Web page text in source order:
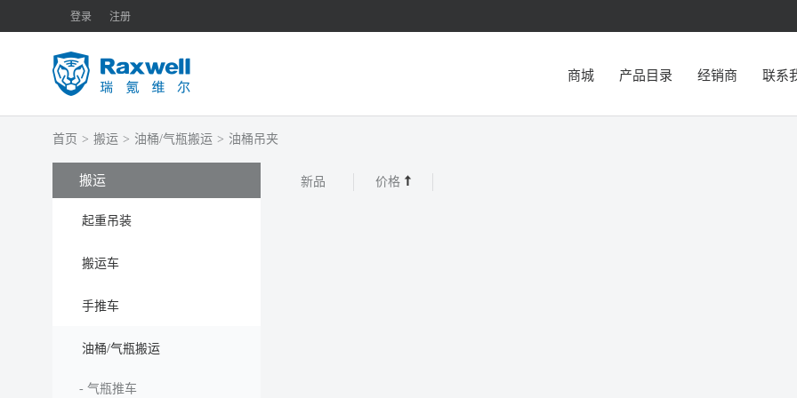
登录 注册
商城 产品目录 经销商 联系
首页 > 搬运 > 油桶/气瓶搬运 > 油桶吊夹
搬运
起重吊装
搬运车
手推车
油桶/气瓶搬运
- 气瓶推车
新品 价格